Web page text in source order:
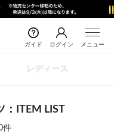
ガイド ログイン メニュー
レディース
：ITEM LIST
件